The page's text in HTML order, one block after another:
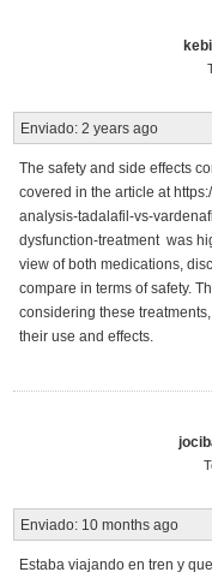
Enviado: 2 years ago
The safety and side effects
covered in the article at
analysis-tadalafil-vs-
dysfunction-treatment was
view of both medications,
compare in terms of safety.
considering these
their use and effects.
Enviado: 10 months ago
Estaba viajando en tren y